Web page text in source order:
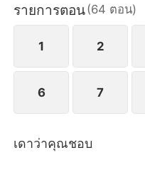
สามปีในคุกเพื่อชดใช้บุญคุ
รายการตอน(64 ตอน)
1 2
6 7
เดาว่าคุณชอบ